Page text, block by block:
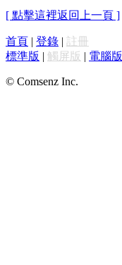
[ 點擊這裡返回上一頁 ]
首頁 | 登錄 | 註冊
標準版 | 觸屏版 | 電腦版
© Comsenz Inc.